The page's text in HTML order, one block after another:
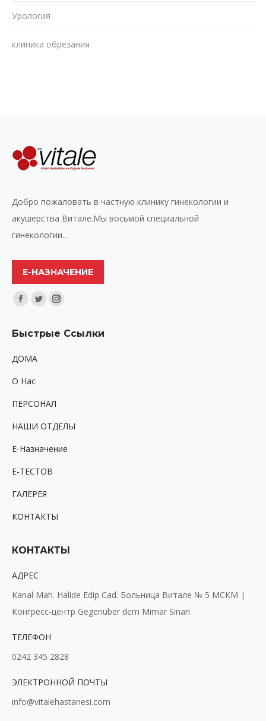
Урология
клиника обрезания
Добро пожаловать в частную клинику гинекологии и
акушерства Витале.Мы восьмой специальной
гинекологии...
Е-НАЗНАЧЕНИЕ
Найдите нас:
Facebook
opens
window
Twitter
opens
Instagram
opens
Быстрые Ссылки
ДОМА
O Hac
ПЕРСОНАЛ
НАШИ ОТДЕЛЫ
Е-Назначение
Е-ТЕСТОВ
ГАЛЕРЕЯ
КОНТАКТЫ
КОНТАКТЫ
АДРЕС
Kanal Mah. Halide Edip Cad. Больница Витале № 5 МСКМ |
Конгресс-центр Gegenüber dem Mimar Sinan
ТЕЛЕФОН
0242 345 2828
ЭЛЕКТРОННОЙ ПОЧТЫ
info@vitalehastanesi.com